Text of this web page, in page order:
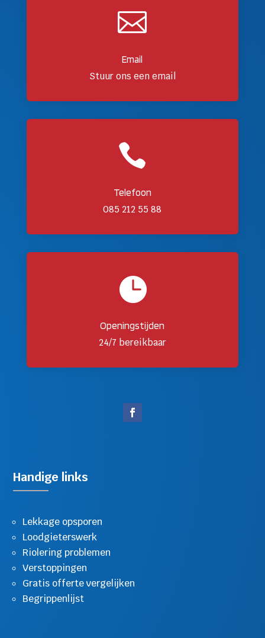

Email
Stuur ons een email

Telefoon
085 212 55 88

Openingstijden
24/7 bereikbaar
Handige links
Lekkage opsporen
Loodgieterswerk
Riolering problemen
Verstoppingen
Gratis offerte vergelijken
Begrippenlijst